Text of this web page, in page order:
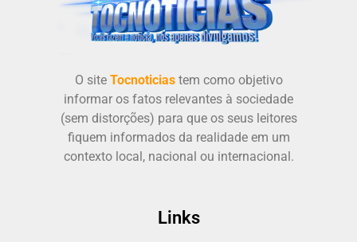
O site Tocnoticiastem como objetivo
informar os fatos relevantes à sociedade
(sem distorções) para que os seus leitores
fiquem informados da realidade em um
contexto local, nacional ou internacional.
Links